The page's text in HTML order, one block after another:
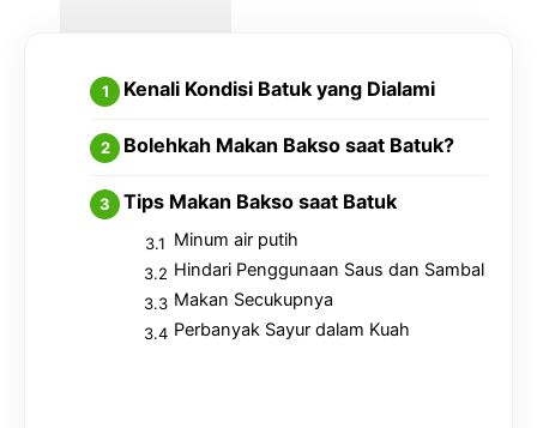
Kenali Kondisi Batuk yang Dialami
Bolehkah Makan Bakso saat Batuk?
Tips Makan Bakso saat Batuk
Minum air putih
Hindari Penggunaan Saus dan Sambal
Makan Secukupnya
Perbanyak Sayur dalam Kuah